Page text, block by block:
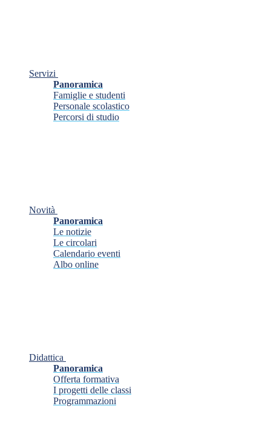
Servizi
Panoramica
Famiglie e studenti
Personale scolastico
Percorsi di studio
Novità
Panoramica
Le notizie
Le circolari
Calendario eventi
Albo online
Didattica
Panoramica
Offerta formativa
I progetti delle classi
Programmazioni